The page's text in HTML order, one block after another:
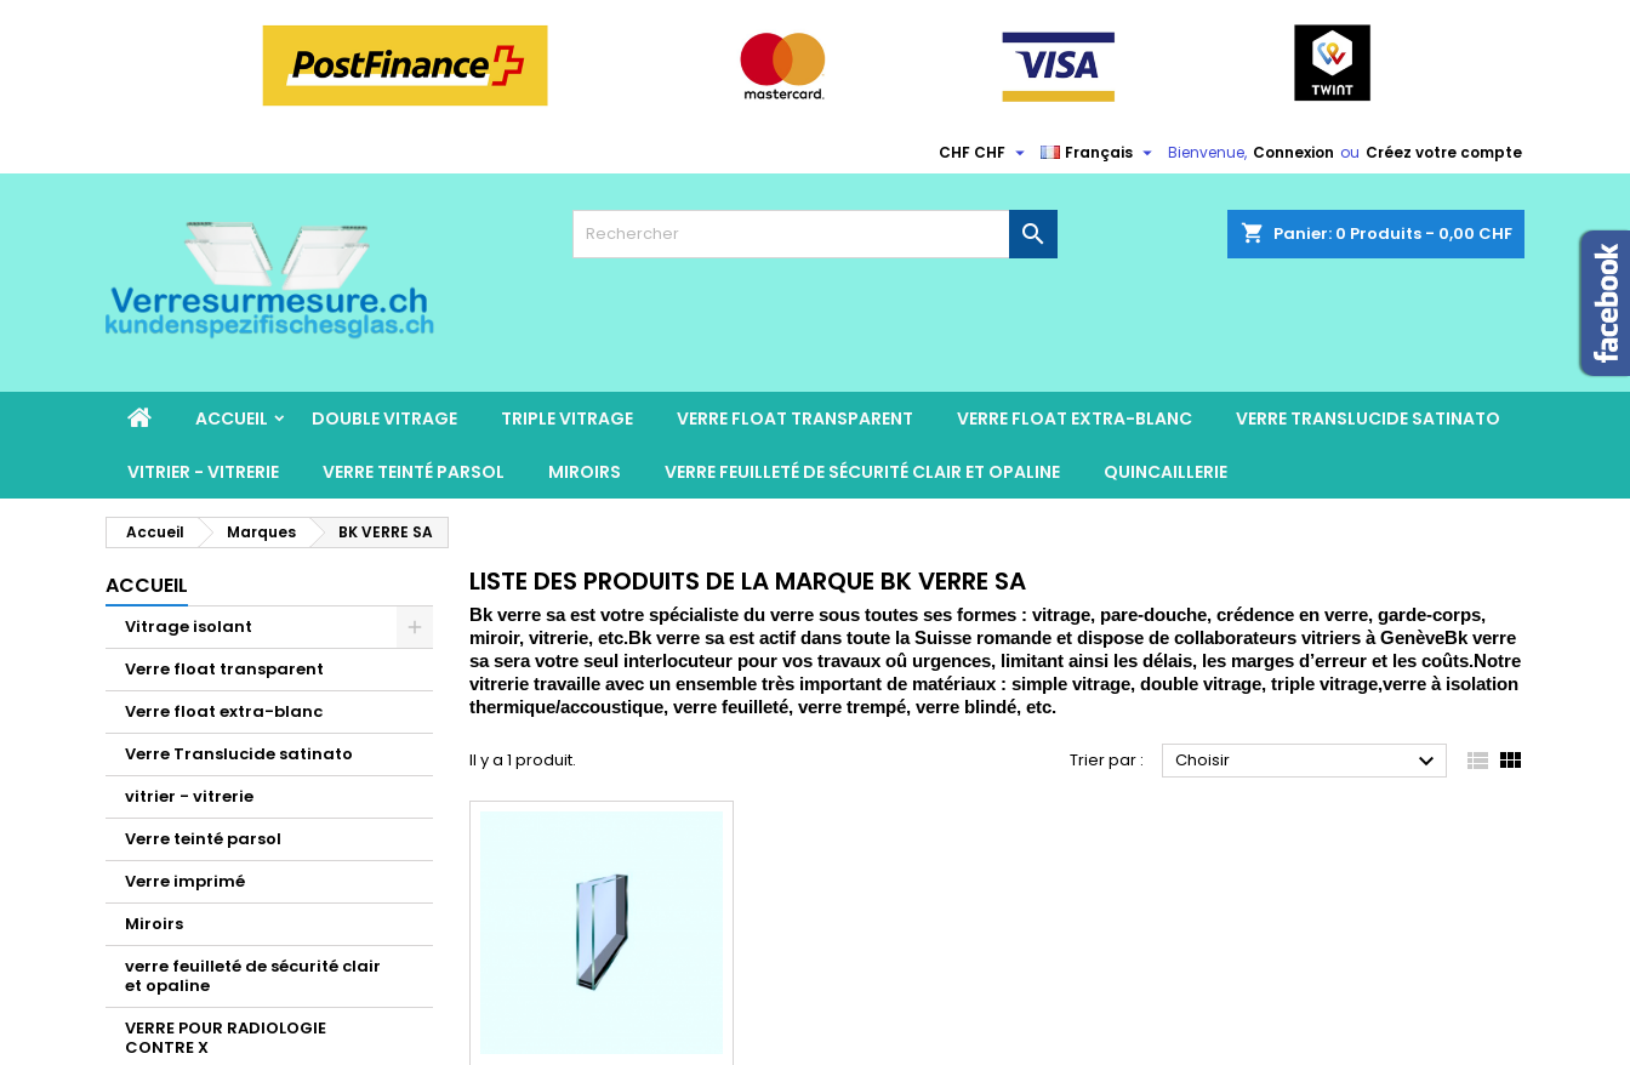
Bienvenue, Connexion ou Créez votre compte
Français 
CHF CHF 
shopping_cart Panier: 0 Produits - 0,00 CHF

ACCUEIL DOUBLE VITRAGE TRIPLE VITRAGE VERRE FLOAT TRANSPARENT VERRE FLOAT EXTRA-BLANC VERRE TRANSLUCIDE SATINATO
VITRIER - VITRERIE VERRE TEINTÉ PARSOL MIROIRS VERRE FEUILLETÉ DE SÉCURITÉ CLAIR ET OPALINE QUINCAILLERIE
Accueil Marques BK VERRE SA
ACCUEIL
Vitrage isolant
Verre float transparent
Verre float extra-blanc
Verre Translucide satinato
vitrier - vitrerie
Verre teinté parsol
Verre imprimé
Miroirs
verre feuilleté de sécurité clair
et opaline
VERRE POUR RADIOLOGIE
CONTRE X
LISTE DES PRODUITS DE LA MARQUE BK VERRE SA
Bk verre sa est votre spécialiste du verre sous toutes ses formes : vitrage, pare-douche, crédence en verre, garde-corps,
miroir, vitrerie, etc.Bk verre sa est actif dans toute la Suisse romande et dispose de collaborateurs vitriers à GenèveBk verre
sa sera votre seul interlocuteur pour vos travaux oû urgences, limitant ainsi les délais, les marges d’erreur et les coûts.Notre
vitrerie travaille avec un ensemble très important de matériaux : simple vitrage, double vitrage, triple vitrage,verre à isolation
thermique/accoustique, verre feuilleté, verre trempé, verre blindé, etc.
Il y a 1 produit. Trier par : Choisir   